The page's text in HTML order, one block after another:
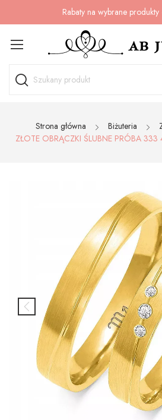
Rabaty na wybrane
Strona główna Biżuteria
ZŁOTE OBRĄCZKI ŚLUBNE PRÓBA 333